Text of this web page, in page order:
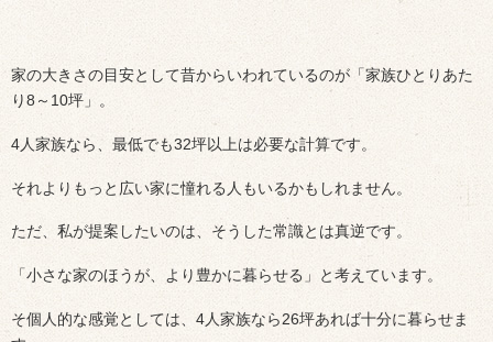
家の大きさの目安として昔からいわれているのが「家族ひとりあた
り8～10坪」。
4人家族なら、最低でも32坪以上は必要な計算です。
それよりもっと広い家に憧れる人もいるかもしれません。
ただ、私が提案したいのは、そうした常識とは真逆です。
「小さな家のほうが、より豊かに暮らせる」と考えています。
そ個人的な感覚としては、4人家族なら26坪あれば十分に暮らせま